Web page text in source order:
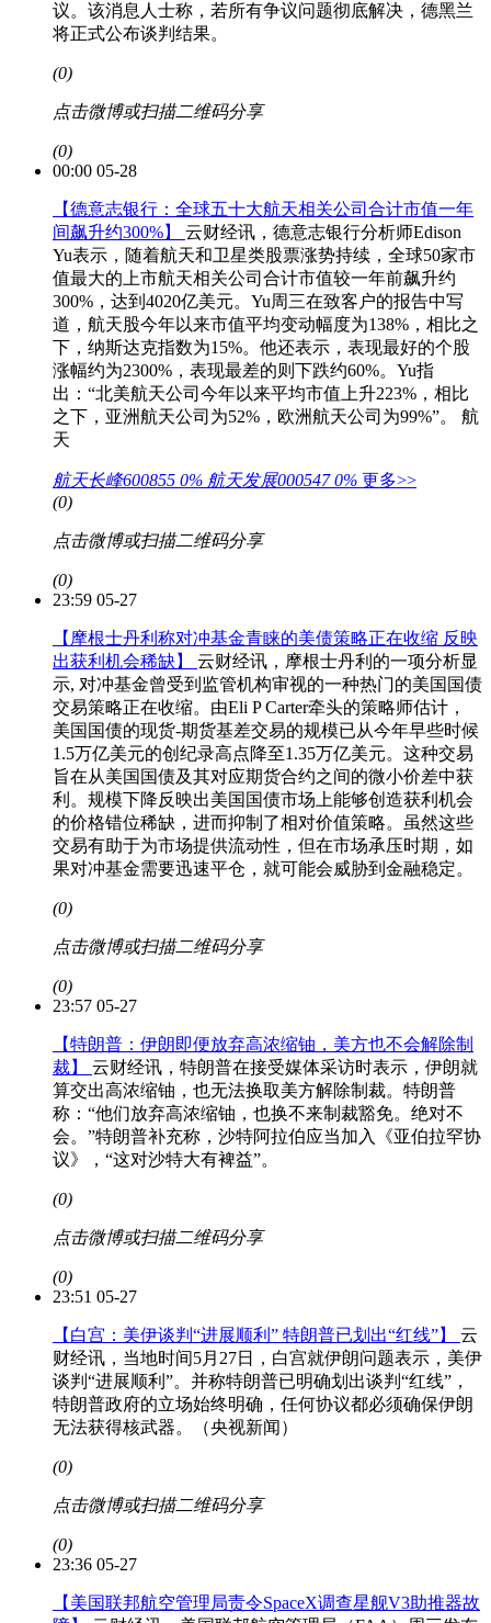
议。该消息人士称，若所有争议问题彻底解决，德黑兰
将正式公布谈判结果。
(0)
点击微博或扫描二维码分享
(0)
00:00 05-28
【德意志银行：全球五十大航天相关公司合计市值一年
间飙升约300%】 云财经讯，德意志银行分析师Edison
Yu表示，随着航天和卫星类股票涨势持续，全球50家市
值最大的上市航天相关公司合计市值较一年前飙升约
300%，达到4020亿美元。Yu周三在致客户的报告中写
道，航天股今年以来市值平均变动幅度为138%，相比之
下，纳斯达克指数为15%。他还表示，表现最好的个股
涨幅约为2300%，表现最差的则下跌约60%。Yu指
出：“北美航天公司今年以来平均市值上升223%，相比
之下，亚洲航天公司为52%，欧洲航天公司为99%”。
航
天
航天长峰600855 0% 航天发展000547 0% 更多>>
(0)
点击微博或扫描二维码分享
(0)
23:59 05-27
【摩根士丹利称对冲基金青睐的美债策略正在收缩 反映
出获利机会稀缺】 云财经讯，摩根士丹利的一项分析显
示, 对冲基金曾受到监管机构审视的一种热门的美国国债
交易策略正在收缩。由Eli P Carter牵头的策略师估计，
美国国债的现货-期货基差交易的规模已从今年早些时候
1.5万亿美元的创纪录高点降至1.35万亿美元。这种交易
旨在从美国国债及其对应期货合约之间的微小价差中获
利。规模下降反映出美国国债市场上能够创造获利机会
的价格错位稀缺，进而抑制了相对价值策略。虽然这些
交易有助于为市场提供流动性，但在市场承压时期，如
果对冲基金需要迅速平仓，就可能会威胁到金融稳定。
(0)
点击微博或扫描二维码分享
(0)
23:57 05-27
【特朗普：伊朗即便放弃高浓缩铀，美方也不会解除制
裁】 云财经讯，特朗普在接受媒体采访时表示，伊朗就
算交出高浓缩铀，也无法换取美方解除制裁。特朗普
称：“他们放弃高浓缩铀，也换不来制裁豁免。绝对不
会。”特朗普补充称，沙特阿拉伯应当加入《亚伯拉罕协
议》，“这对沙特大有裨益”。
(0)
点击微博或扫描二维码分享
(0)
23:51 05-27
【白宫：美伊谈判“进展顺利” 特朗普已划出“红线”】 云
财经讯，当地时间5月27日，白宫就伊朗问题表示，美伊
谈判“进展顺利”。并称特朗普已明确划出谈判“红线”，
特朗普政府的立场始终明确，任何协议都必须确保伊朗
无法获得核武器。（央视新闻）
(0)
点击微博或扫描二维码分享
(0)
23:36 05-27
【美国联邦航空管理局责令SpaceX调查星舰V3助推器故